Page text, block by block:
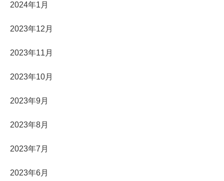
2024年1月
2023年12月
2023年11月
2023年10月
2023年9月
2023年8月
2023年7月
2023年6月